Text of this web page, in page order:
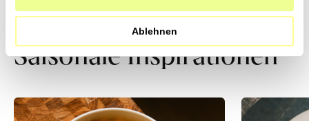
Ablehnen
Saisonale Inspirationen